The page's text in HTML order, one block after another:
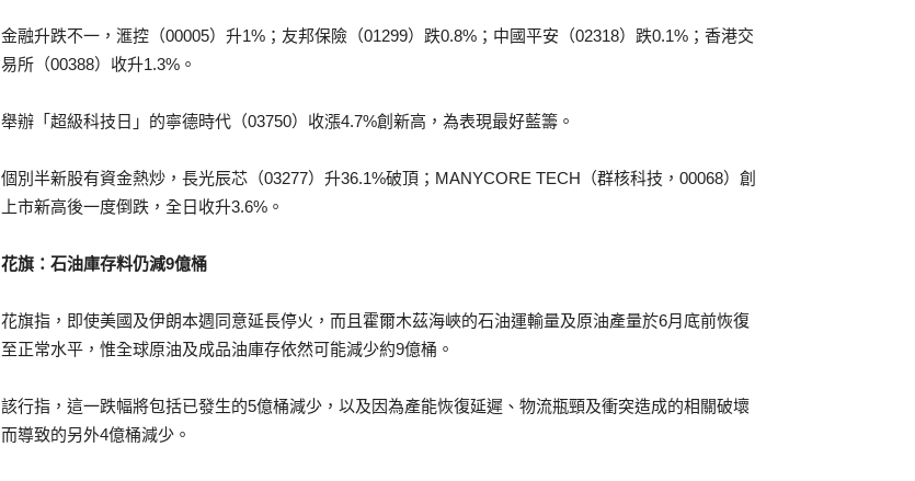
金融升跌不一，滙控（00005）升1%；友邦保險（01299）跌0.8%；中國平安（02318）跌0.1%；香港交
易所（00388）收升1.3%。
舉辦「超級科技日」的寧德時代（03750）收漲4.7%創新高，為表現最好藍籌。
個別半新股有資金熱炒，長光辰芯（03277）升36.1%破頂；MANYCORE TECH（群核科技，00068）創
上市新高後一度倒跌，全日收升3.6%。
花旗：石油庫存料仍減9億桶
花旗指，即使美國及伊朗本週同意延長停火，而且霍爾木茲海峽的石油運輸量及原油產量於6月底前恢復
至正常水平，惟全球原油及成品油庫存依然可能減少約9億桶。
該行指，這一跌幅將包括已發生的5億桶減少，以及因為產能恢復延遲、物流瓶頸及衝突造成的相關破壞
而導致的另外4億桶減少。